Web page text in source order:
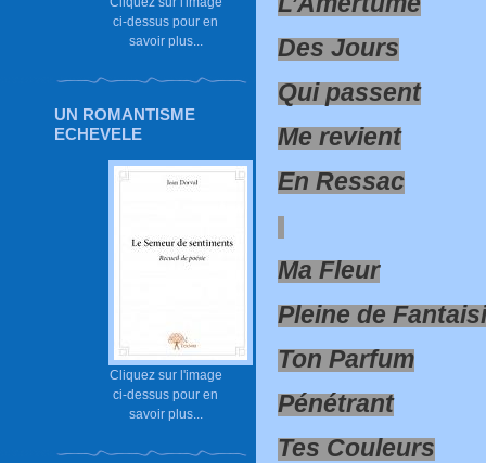
ci-dessus pour en
savoir plus...
UN ROMANTISME
ECHEVELE
Cliquez sur l'image
ci-dessus pour en
savoir plus...
Des Jours
Qui passent
Me revient
En Ressac
Ma Fleur
Pleine de
Ton Parfum
Pénétrant
Tes Couleurs